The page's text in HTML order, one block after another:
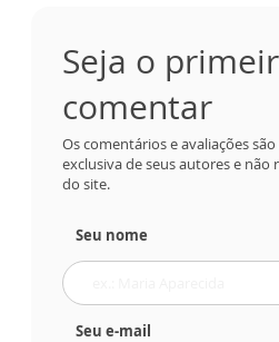
Seja o
comentar
Os comentários e avaliações
exclusiva de seus autores e não
do site.
Seu nome
Seu e-mail